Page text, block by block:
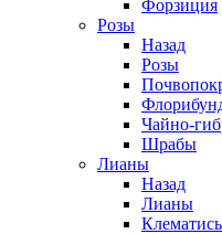
Форзиция
Розы
Назад
Розы
Чайно-
Шрабы
Лианы
Назад
Лианы